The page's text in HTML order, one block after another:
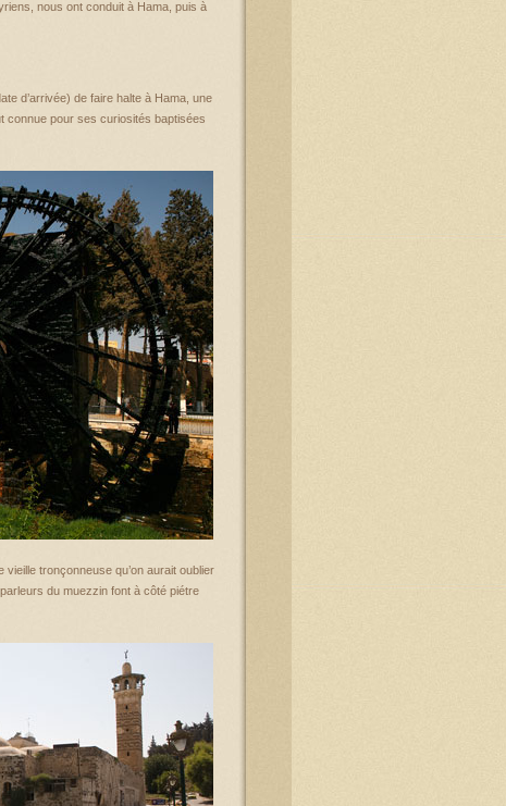
nous ont conduit à Hama, puis à
d’arrivée) de faire halte à Hama, une
connue pour ses curiosités baptisées
tronçonneuse qu’on aurait oublier
du muezzin font à côté piétre